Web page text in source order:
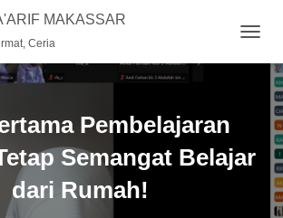
MAKASSAR
Ceria
O
A
Pembelajaran
Semangat Belajar
dari Rumah!